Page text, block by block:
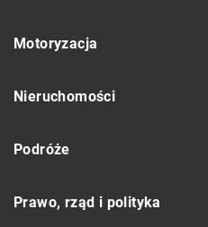
Motoryzacja
Nieruchomości
Podróże
Prawo, rząd i polityka